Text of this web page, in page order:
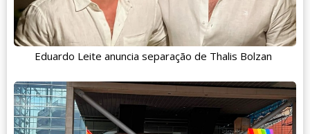
Eduardo Leite anuncia separação de Thalis Bolzan